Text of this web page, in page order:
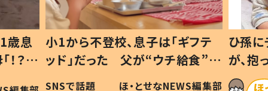
歳息
？」
小1から不登校、息子は「ギフテ
ッド」だった 父が“ウチ給食”を
作り続ける理由とは #令和の親
SNSで話題 ほ・とせなNEWS編集部
ひ孫
が、
「涙が